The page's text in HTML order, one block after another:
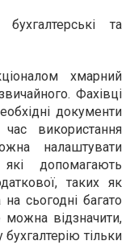
та
хмарний
Фахівці
документи
використання
налаштувати
допомагають
таких як
сьогодні багато
відзначити,
тільки